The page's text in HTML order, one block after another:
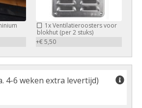
1xVentilatieroosters voor
blokhut (per 2 stuks)
+€ 5,50
4-6 weken extra levertijd)